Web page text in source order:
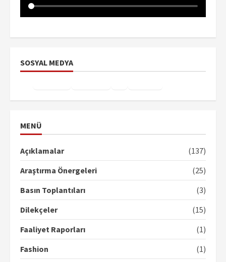
SOSYAL MEDYA
MENÜ
Açıklamalar
(137)
Araştırma Önergeleri
(25)
Basın Toplantıları
(3)
Dilekçeler
(15)
Faaliyet Raporları
(1)
Fashion
(1)